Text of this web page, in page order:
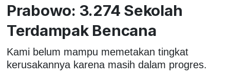
Prabowo: 3.274 Sekolah
Terdampak Bencana
Kami belum mampu memetakan tingkat
kerusakannya karena masih dalam progres.